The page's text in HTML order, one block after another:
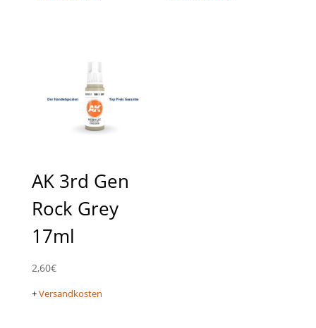
AK 3rd Gen
Rock Grey
17ml
2,60€
+Versandkosten